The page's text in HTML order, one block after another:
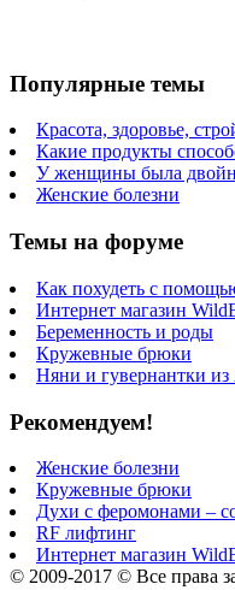
Популярные темы
Красота, здоровье,
Какие продукты
У женщины была
Женские болезни
Темы на форуме
Как похудеть с
Интернет магазин
Беременность и роды
Кружевные брюки
Няни и гувернантки
Рекомендуем!
Женские болезни
Кружевные брюки
Духи с феромонами –
RF лифтинг
Интернет магазин
© 2009-2017 © Все права